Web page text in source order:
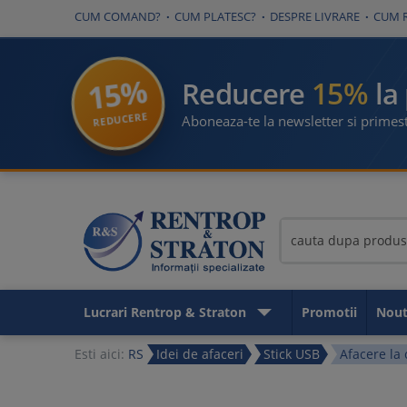
CUM COMAND? CUM PLATESC? DESPRE LIVRARE CUM
15%
REDUCERE
Reducere 15%
Aboneaza-te la newsletter si
Lucrari Rentrop & Straton Promotii
Esti aici: RS Idei de afaceri Stick USB Afacere la